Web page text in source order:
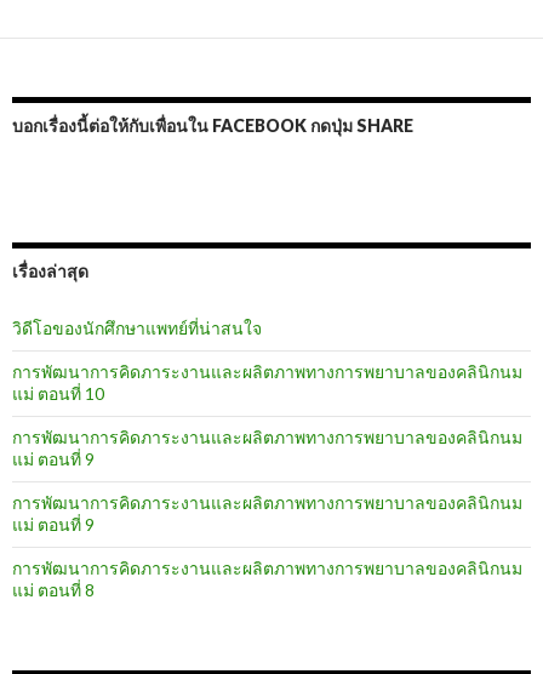
บอกเรื่องนี้ต่อให้กับเพื่อนใน FACEBOOK กดปุ่ม SHARE
เรื่องล่าสุด
วิดีโอของนักศึกษาแพทย์ที่น่าสนใจ
การพัฒนาการคิดภาระงานและผลิตภาพทางการพยาบาลของคลินิกนม
แม่ ตอนที่ 10
การพัฒนาการคิดภาระงานและผลิตภาพทางการพยาบาลของคลินิกนม
แม่ ตอนที่ 9
การพัฒนาการคิดภาระงานและผลิตภาพทางการพยาบาลของคลินิกนม
แม่ ตอนที่ 9
การพัฒนาการคิดภาระงานและผลิตภาพทางการพยาบาลของคลินิกนม
แม่ ตอนที่ 8